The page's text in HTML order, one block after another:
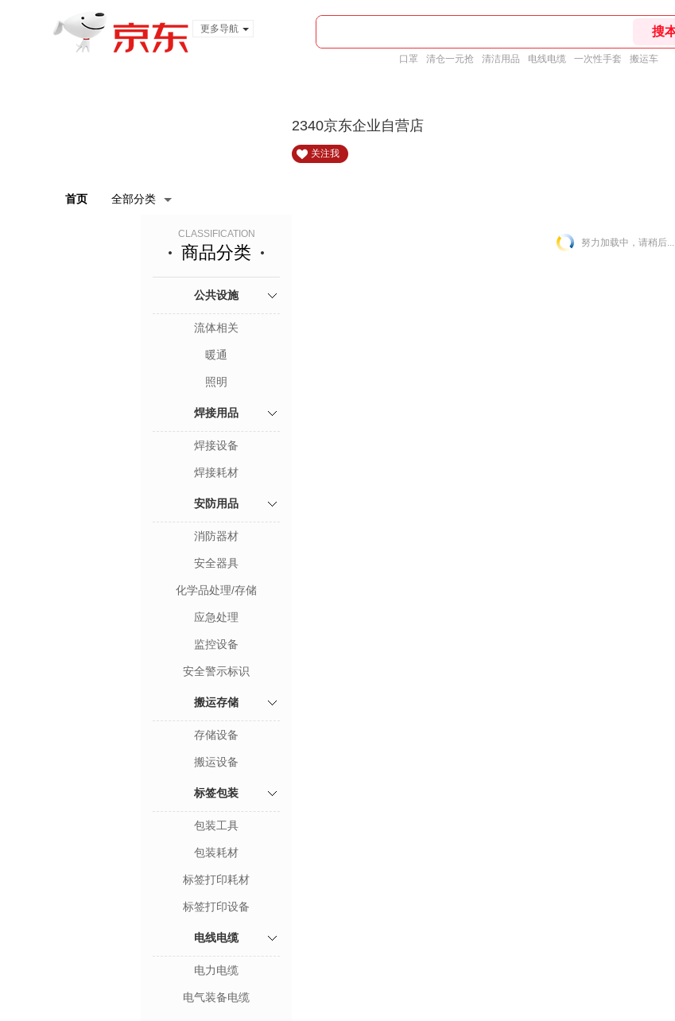
更多导航
口罩 清仓一元抢 清洁用品 电线电缆 一次性手套 搬运车
2340京东企业自营店
关注我
首页 全部分类
CLASSIFICATION
商品分类
公共设施
流体相关
暖通
照明
焊接用品
焊接设备
焊接耗材
安防用品
消防器材
安全器具
化学品处理/存储
应急处理
监控设备
安全警示标识
搬运存储
存储设备
搬运设备
标签包装
包装工具
包装耗材
标签打印耗材
标签打印设备
电线电缆
电力电缆
电气装备电缆
努力加载中，请稍后...